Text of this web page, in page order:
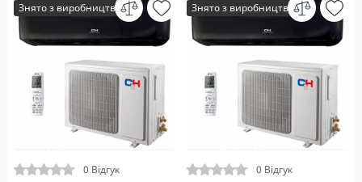
Знято з виробництва
0 Відгук
Знято з виробництва
0 Відгук